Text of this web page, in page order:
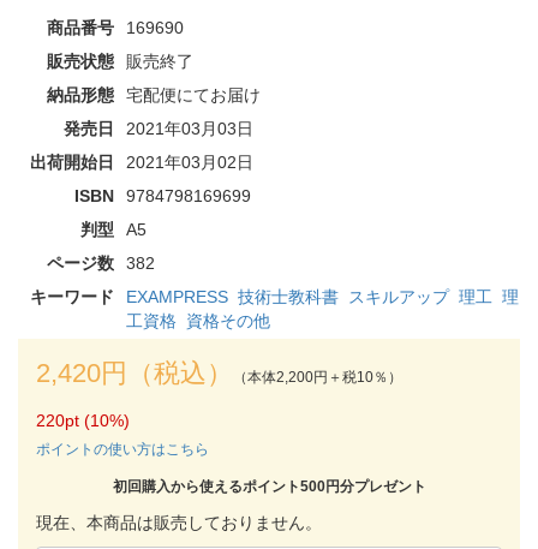
商品番号
169690
販売状態
販売終了
納品形態
宅配便にてお届け
発売日
2021年03月03日
出荷開始日
2021年03月02日
ISBN
9784798169699
判型
A5
ページ数
382
キーワード
EXAMPRESS 技術士教科書 スキルアップ 理工 理
工資格 資格その他
2,420円（税込） （本体2,200円＋税10％）
220pt (10%)
ポイントの使い方はこちら
初回購入から使えるポイント500円分プレゼント
現在、本商品は販売しておりません。